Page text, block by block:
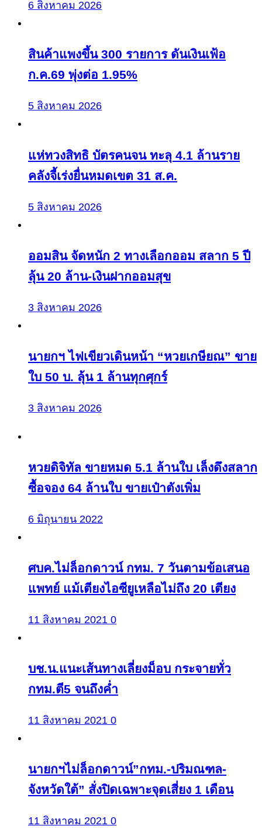
6 สิงหาคม 2026
สินค้าแพงขึ้น 300 รายการ ดันเงินเฟ้อ
ก.ค.69 พุ่งต่อ 1.95%
5 สิงหาคม 2026
แห่ทวงสิทธิ บัตรคนจน ทะลุ 4.1 ล้านราย
คลังจี้เร่งยื่นหมดเขต 31 ส.ค.
5 สิงหาคม 2026
ออมสิน จัดหนัก 2 ทางเลือกออม สลาก 5 ปี
ลุ้น 20 ล้าน-เงินฝากออมสุข
3 สิงหาคม 2026
นายกฯ ไฟเขียวเดินหน้า “หวยเกษียณ” ขาย
ใบ 50 บ. ลุ้น 1 ล้านทุกศุกร์
3 สิงหาคม 2026
หวยดิจิทัล ขายหมด 5.1 ล้านใบ เล็งดึงสลาก
ซื้อจอง 64 ล้านใบ ขายเป๋าตังเพิ่ม
6 มิถุนายน 2022
ศบค.ไม่ล็อกดาวน์ กทม. 7 วันตามข้อเสนอ
แพทย์ แม้เตียงไอซียูเหลือไม่ถึง 20 เตียง
11 สิงหาคม 2021 0
บช.น.แนะเส้นทางเลี่ยงม็อบ กระจายทั่ว
กทม.ตี5 จนถึงค่ำ
11 สิงหาคม 2021 0
นายกฯไม่ล็อกดาวน์”กทม.-ปริมณฑล-
จังหวัดใต้” สั่งปิดเฉพาะจุดเสี่ยง 1 เดือน
11 สิงหาคม 2021 0